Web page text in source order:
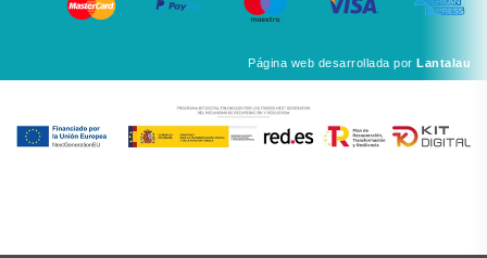
Página web desarrollada por Lantalau